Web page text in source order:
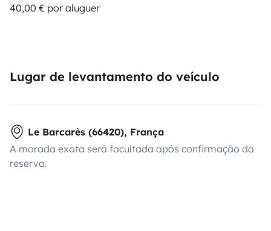
40,00 € por aluguer
Lugar de levantamento do veículo
Le Barcarès (66420), França
A morada exata será facultada após confirmação da
reserva.